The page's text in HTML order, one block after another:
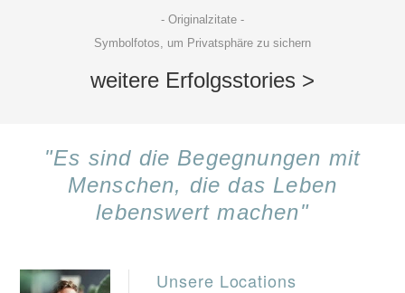
- Originalzitate -
Symbolfotos, um Privatsphäre zu sichern
weitere Erfolgsstories >
"Es sind die Begegnungen mit
Menschen, die das Leben
lebenswert machen"
Unsere Locations